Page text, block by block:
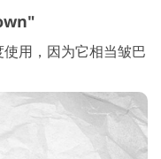
用，因为它相当皱巴